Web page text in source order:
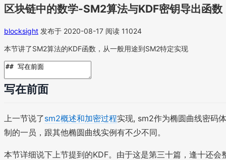
区块链中的数学-SM2算法与KDF密钥导出函数
blocksight 发布于 2020-08-17 阅读 11024
本节讲了SM2算法的KDF函数，从一般用途到SM2特定实现
写在前面
上一节说了sm2概述和加密过程实现, sm2作为椭圆曲线密码体
制的一员，跟其他椭圆曲线实例有不少不同。
本节详细说下上节提到的KDF。由于这是第三十篇，逢十还会